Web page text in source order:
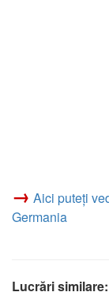
→ Aici puteți
Germania
Lucrări similare: